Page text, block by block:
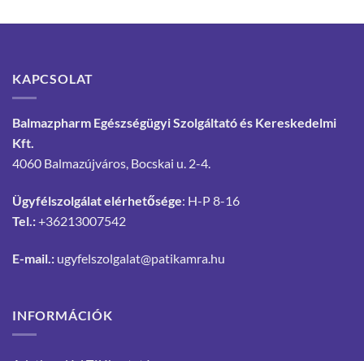
KAPCSOLAT
Balmazpharm Egészségügyi Szolgáltató és Kereskedelmi
Kft.
4060 Balmazújváros, Bocskai u. 2-4.
Ügyfélszolgálat elérhetősége: H-P 8-16
Tel.:+36213007542
E-mail.: ugyfelszolgalat@patikamra.hu
INFORMÁCIÓK